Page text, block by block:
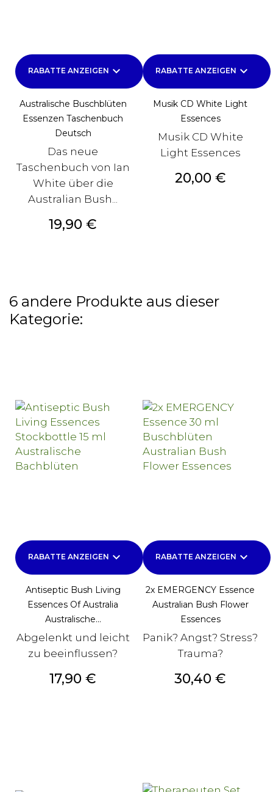
RABATTE ANZEIGEN keyboard_arrow_down
Australische Buschblüten
Essenzen Taschenbuch
Deutsch
Das neue
Taschenbuch von Ian
White über die
Australian Bush...
Preis
19,90 €
RABATTE ANZEIGEN keyboard_arrow_down
Musik CD White Light
Essences
Musik CD White
Light Essences
Preis
20,00 €
6 andere Produkte aus dieser
Kategorie:
RABATTE ANZEIGEN keyboard_arrow_down
Antiseptic Bush Living
Essences Of Australia
Australische...
Abgelenkt und leicht
zu beeinflussen?
Preis
17,90 €
RABATTE ANZEIGEN keyboard_arrow_down
2x EMERGENCY Essence
Australian Bush Flower
Essences
Panik? Angst? Stress?
Trauma?
Preis
30,40 €